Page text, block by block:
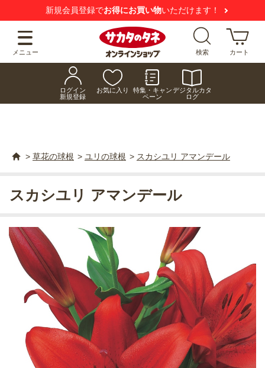
新規会員登録でお得にお買い物いただけます！
メニュー 検索 カート
ログイン
新規登録
お気に入り
特集・キャン
ペーン
デジタルカタ
ログ
> 草花の球根 > ユリの球根 > スカシユリ アマンデール
スカシユリ アマンデール